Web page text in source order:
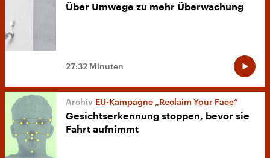
Über Umwege zu mehr Überwachung
27:32 Minuten
EU-Kampagne „Reclaim Your Face“
Gesichtserkennung stoppen, bevor sie
Fahrt aufnimmt